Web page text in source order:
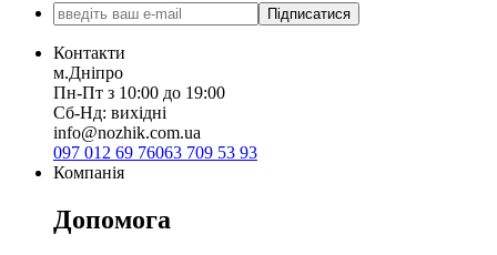
Підписатися
Контакти
м.Дніпро
Пн-Пт з 10:00 до 19:00
Сб-Нд: вихідні
info@nozhik.com.ua
097 012 69 76063 709 53 93
Компанія
Допомога